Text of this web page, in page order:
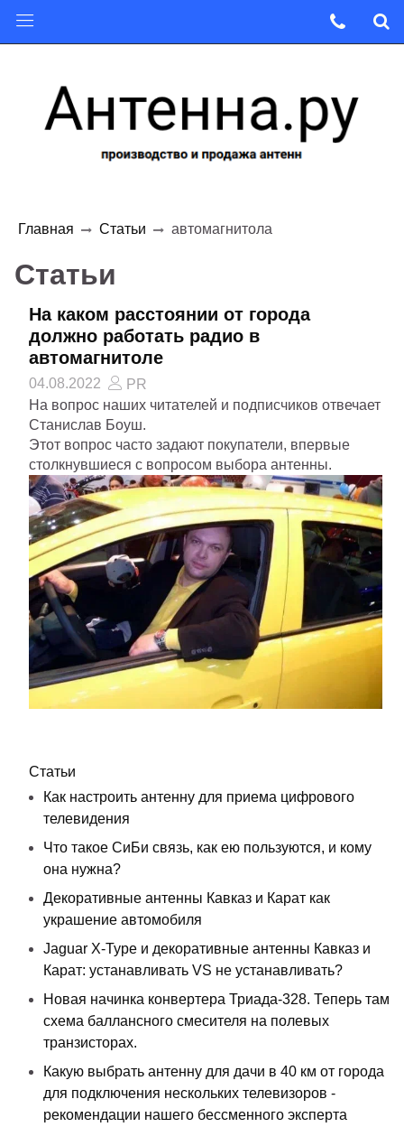
Главная Статьи автомагнитола
Статьи
На каком расстоянии от города
должно работать радио в
автомагнитоле
04.08.2022
PR
На вопрос наших читателей и подписчиков отвечает
Станислав Боуш.
Этот вопрос часто задают покупатели, впервые
столкнувшиеся с вопросом выбора антенны.
Статьи
Как настроить антенну для приема цифрового
телевидения
Что такое СиБи связь, как ею пользуются, и кому
она нужна?
Декоративные антенны Кавказ и Карат как
украшение автомобиля
Jaguar X-Type и декоративные антенны Кавказ и
Карат: устанавливать VS не устанавливать?
Новая начинка конвертера Триада-328. Теперь там
схема баллансного смесителя на полевых
транзисторах.
Какую выбрать антенну для дачи в 40 км от города
для подключения нескольких телевизоров -
рекомендации нашего бессменного эксперта